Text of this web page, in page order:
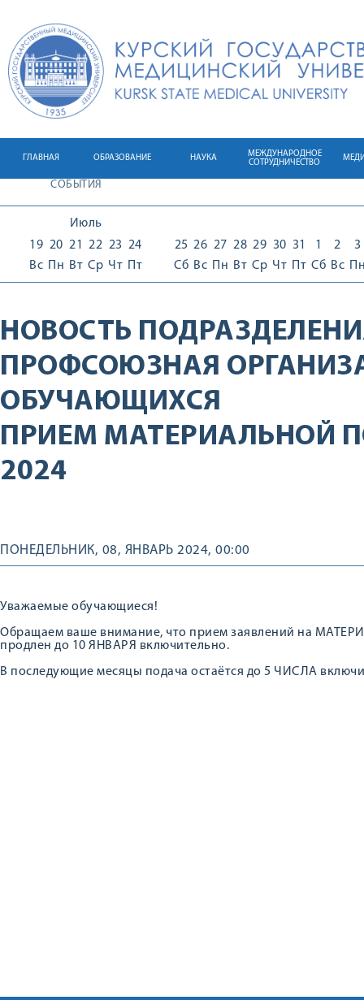
ГЛАВНАЯ ОБРАЗОВАНИЕ НАУКА
МЕЖДУНАРОДНОЕ
СОТРУДНИЧЕСТВО
СОБЫТИЯ
Июль
19
Вс
20
Пн
21
Вт
22
Ср
23
Чт
24
Пт
25
Сб
26
Вс
27
Пн
28
Вт
29
Ср
30
Чт
31
Пт
1
Сб
2
Вс
3
НОВОСТЬ
ПРОФСОЮЗНАЯ
ОБУЧАЮЩИХСЯ
ПРИЕМ МАТЕРИАЛЬНОЙ
2024
ПОНЕДЕЛЬНИК, 08, ЯНВАРЬ 2024, 00:00
Уважаемые обучающиеся!
Обращаем ваше внимание, что прием заявлений на
продлен до 10 ЯНВАРЯ включительно.
В последующие месяцы подача остаётся до 5 ЧИСЛА